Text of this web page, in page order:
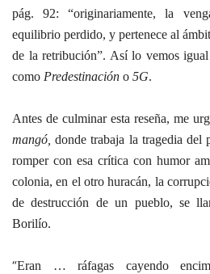
pág. 92: “originariamente, la
equilibrio perdido, y pertenece al
de la retribución”. Así lo vemos
como Predestinación o 5G.
Antes de culminar esta reseña, me
mangó, donde trabaja la tragedia del
romper con esa crítica con humor
colonia, en el otro huracán, la
de destrucción de un pueblo, se
Borilío.
“Eran … ráfagas cayendo